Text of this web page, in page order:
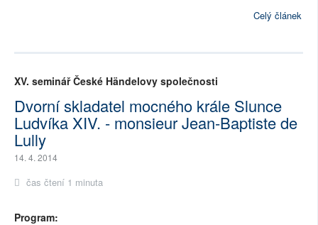
Celý článek
XV. seminář České Händelovy společnosti
Dvorní skladatel mocného krále Slunce
Ludvíka XIV. - monsieur Jean-Baptiste de
Lully
14. 4. 2014
čas čtení 1 minuta
Program: